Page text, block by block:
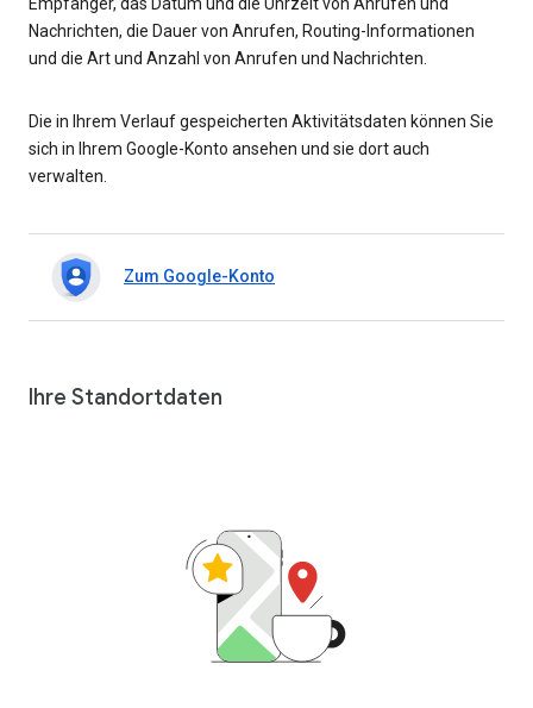
Empfänger, das Datum und die Uhrzeit von Anrufen und
Nachrichten, die Dauer von Anrufen, Routing-Informationen
und die Art und Anzahl von Anrufen und Nachrichten.
Die in Ihrem Verlauf gespeicherten Aktivitätsdaten können Sie
sich in Ihrem Google-Konto ansehen und sie dort auch
verwalten.
Zum Google-Konto
Ihre Standortdaten